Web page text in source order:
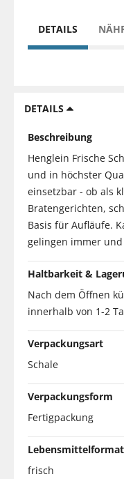
DETAILS
DETAILS
Beschreibung
Henglein Frische
und in höchster
einsetzbar - ob als
Bratengerichten,
Basis für Aufläufe.
gelingen immer
Haltbarkeit &
Nach dem Öffnen
innerhalb von 1-2
Verpackungsart
Schale
Verpackungsform
Fertigpackung
Lebensmittelformat
frisch